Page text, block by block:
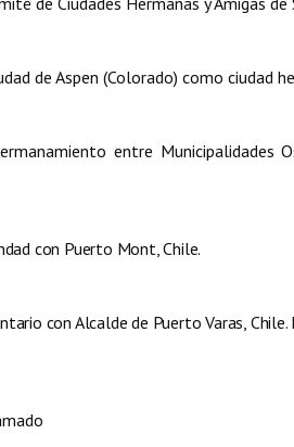
de Aspen (Colorado) como ciudad
entre Municipalidades
con Puerto Mont, Chile.
con Alcalde de Puerto Varas,